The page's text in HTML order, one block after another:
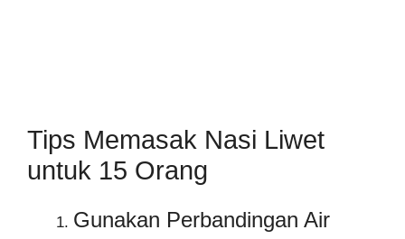
Tips Memasak Nasi Liwet
untuk 15 Orang
Gunakan Perbandingan Air